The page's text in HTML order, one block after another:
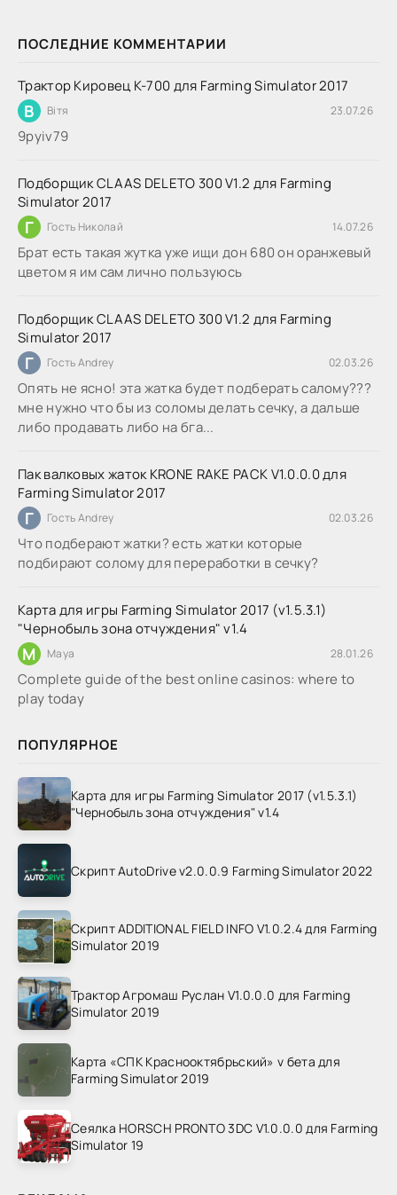
ПОСЛЕДНИЕ КОММЕНТАРИИ
Трактор Кировец К-700 для Farming Simulator 2017
В Вітя 23.07.26
9руіv79
Подборщик CLAAS DELETO 300 V1.2 для Farming
Simulator 2017
Г Гость Николай 14.07.26
Брат есть такая жутка уже ищи дон 680 он оранжевый
цветом я им сам лично пользуюсь
Подборщик CLAAS DELETO 300 V1.2 для Farming
Simulator 2017
Г Гость Andrey 02.03.26
Опять не ясно! эта жатка будет подберать салому???
мне нужно что бы из соломы делать сечку, а дальше
либо продавать либо на бга...
Пак валковых жаток KRONE RAKE PACK V1.0.0.0 для
Farming Simulator 2017
Г Гость Andrey 02.03.26
Что подберают жатки? есть жатки которые
подбирают солому для переработки в сечку?
Карта для игры Farming Simulator 2017 (v1.5.3.1)
"Чернобыль зона отчуждения" v1.4
M Maya 28.01.26
Complete guide of the best online casinos: where to
play today
ПОПУЛЯРНОЕ
Карта для игры Farming Simulator 2017 (v1.5.3.1)
"Чернобыль зона отчуждения" v1.4
Скрипт AutoDrive v2.0.0.9 Farming Simulator 2022
Скрипт ADDITIONAL FIELD INFO V1.0.2.4 для Farming
Simulator 2019
Трактор Агромаш Руслан V1.0.0.0 для Farming
Simulator 2019
Карта «СПК Краснооктябрьский» v бета для
Farming Simulator 2019
Сеялка HORSCH PRONTO 3DC V1.0.0.0 для Farming
Simulator 19